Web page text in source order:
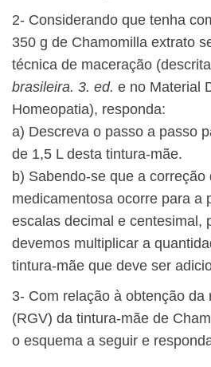
2- Considerando que tenha
350 g de Chamomilla extrato
técnica de maceração
brasileira. 3. ed. e no Material
Homeopatia), responda:
a) Descreva o passo a passo
de 1,5 L desta tintura-mãe.
b) Sabendo-se que a correção
medicamentosa ocorre para a
escalas decimal e centesimal,
devemos multiplicar a
tintura-mãe que deve ser
3- Com relação à obtenção da
(RGV) da tintura-mãe de
o esquema a seguir e